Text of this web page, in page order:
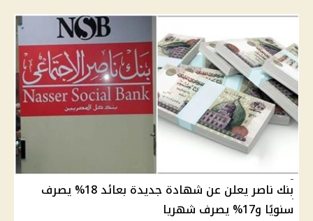
بنك ناصر يعلن عن شهادة جديدة بعائد 18% يصرف
سنويًا و17% يصرف شهريا